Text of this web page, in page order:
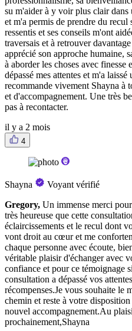
su m'aider à y voir plus clair
et m'a permis de prendre du recul
ressentis et ses conseils m'ont
traversais et à retrouver
apprécié son approche humaine,
à aborder les choses avec
dépassé mes attentes et m'a
recommande vivement Shayna à
et d'accompagnement. Une très
pas à recontacter.
il y a 2 mois
4
Shayna
Voyant vérifié
Gregory, Un immense merci
très heureuse que cette
éclaircissements et le recul dont
vont droit au cœur et me
chaque personne avec écoute,
véritable plaisir d'échanger avec
confiance et pour ce témoignage
consultation a dépassé vos
récompenses.Je vous souhaite le
chemin et reste à votre
nouvel accompagnement.Au
prochainement,Shayna